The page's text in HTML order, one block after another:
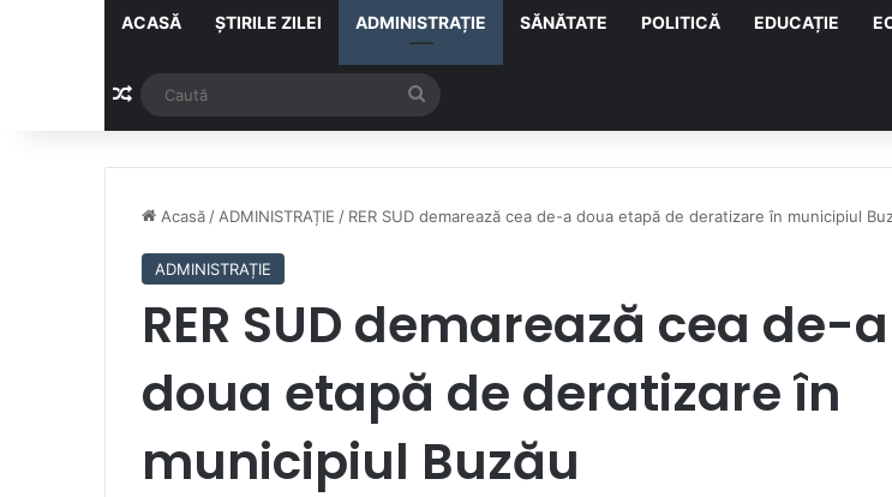
ACASĂ ȘTIRILE ZILEI ADMINISTRAȚIE SĂNĂTATE POLITICĂ EDUCAȚIE
Articol aleatoriu
Acasă / ADMINISTRAȚIE / RER SUD demarează cea de-a doua etapă de deratizare în municipiul
ADMINISTRAȚIE
RER SUD demarează cea de-a
doua etapă de deratizare în
municipiul Buzău